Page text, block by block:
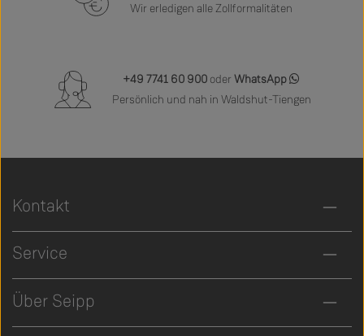
Wir erledigen alle Zollformalitäten
+49 7741 60 900 oder WhatsApp
Persönlich und nah in Waldshut-Tiengen
Kontakt
Service
Über Seipp